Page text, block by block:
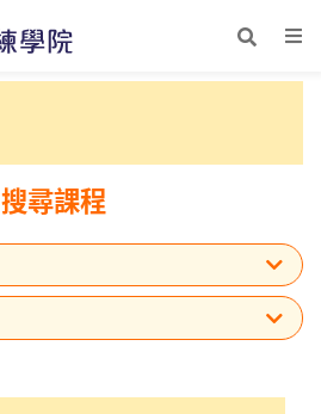
搜尋課程